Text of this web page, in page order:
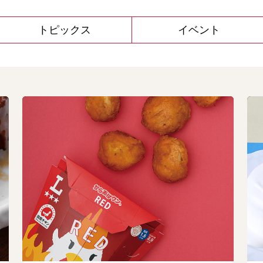
トピックス イベント